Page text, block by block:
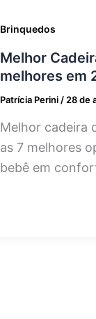
Brinquedos
Melhor
melhores em
Patrícia Perini / 28 de
Melhor cadeira
as 7 melhores
bebê em